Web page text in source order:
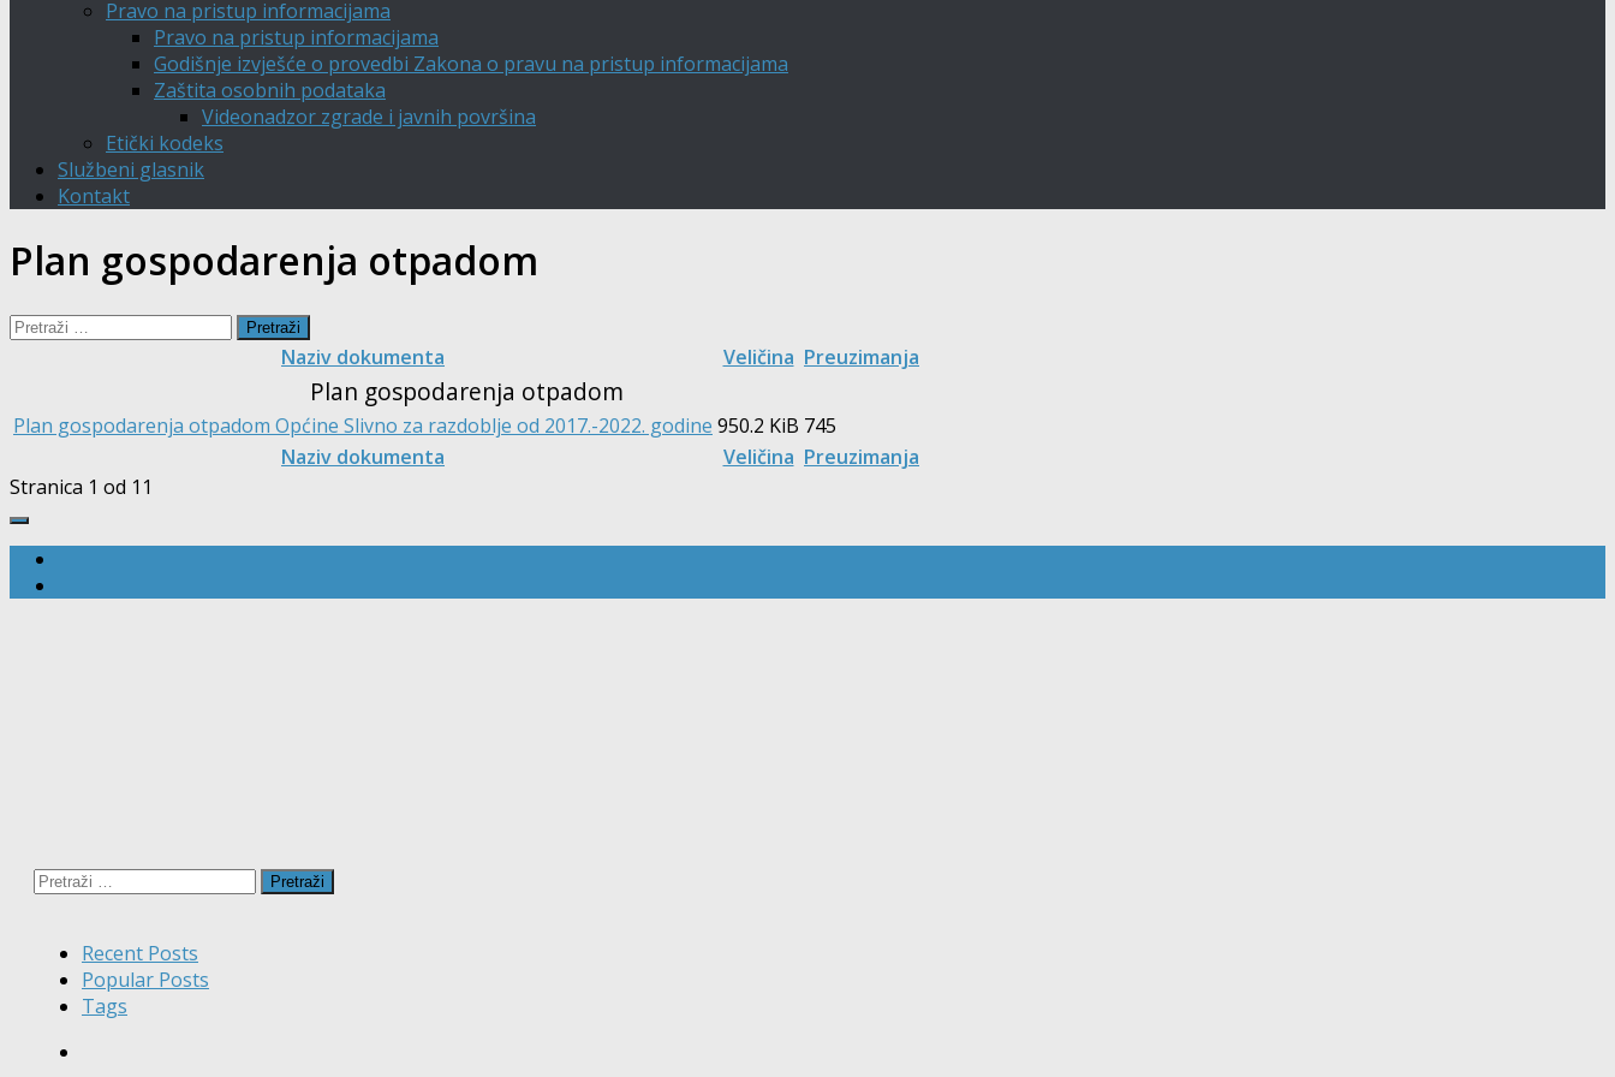
Pravo na pristup informacijama
Pravo na pristup informacijama
Godišnje izvješće o provedbi Zakona o pravu na pristup informacijama
Zaštita osobnih podataka
Videonadzor zgrade i javnih površina
Etički kodeks
Službeni glasnik
Kontakt
Plan gospodarenja otpadom
Pretraži:
Naziv dokumenta
Veličina Preuzimanja
Naziv dokumenta Veličina Preuzimanja
Plan gospodarenja otpadom
Plan gospodarenja otpadom Općine Slivno za razdoblje od 2017.-2022. godine 950.2 KiB 745
Stranica 1 od 1 1
Pretraži:
Recent Posts
Popular Posts
Tags